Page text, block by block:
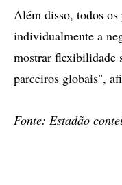
Além disso, todos os
individualmente a
mostrar flexibilidade
parceiros globais",
Fonte: Estadão